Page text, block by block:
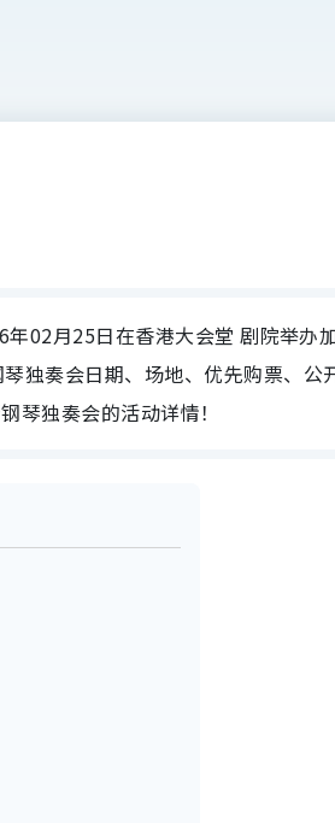
02月25日在香港大会堂 剧院举办
独奏会日期、场地、优先购票、公
琴独奏会的活动详情！